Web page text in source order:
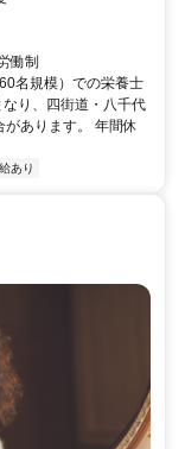
働制
名規模）での栄養士
り、四街道・八千代
あります。 年間休
あり